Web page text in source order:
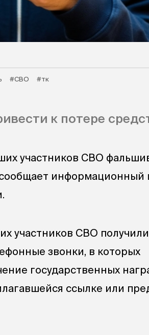
#СВО #тк
к потере
участников СВО
информационный
участников СВО получили
звонки, в которых
государственных
ссылке или